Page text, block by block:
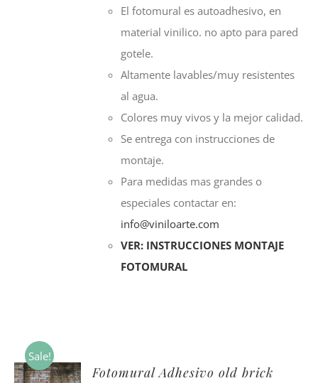
El fotomural es autoadhesivo, en
material vinilico. no apto para pared
gotele.
Altamente lavables/muy resistentes
al agua.
Colores muy vivos y la mejor calidad.
Se entrega con instrucciones de
montaje.
Para medidas mas grandes o
especiales contactar en:
info@viniloarte.com
VER: INSTRUCCIONES MONTAJE
FOTOMURAL
Sale!
Fotomural Adhesivo old brick